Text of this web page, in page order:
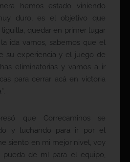
hemos estado viniendo
duro, es el objetivo que
quedar en primer lugar
ida vamos, sabemos que el
su experiencia y el juego de
eliminatorias y vamos a ir
para cerrar acá en victoria
que Correcaminos se
y luchando para ir por el
siento en mi mejor nivel, voy
de mí para el equipo,